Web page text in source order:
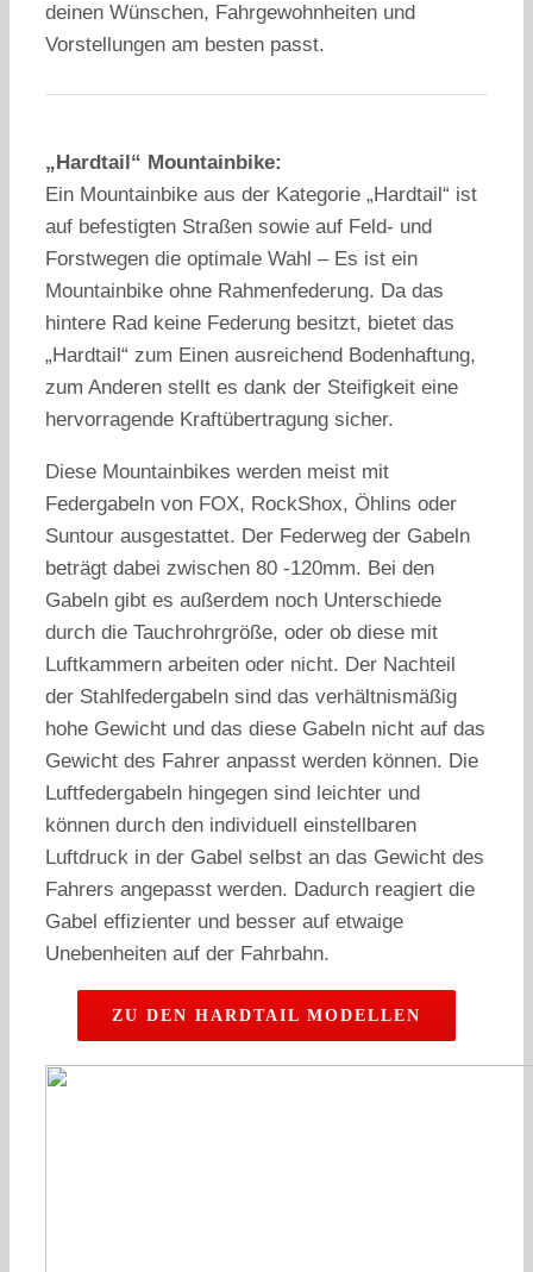
deinen Wünschen, Fahrgewohnheiten und
Vorstellungen am besten passt.
„Hardtail“ Mountainbike:
Ein Mountainbike aus der Kategorie „Hardtail“ ist
auf befestigten Straßen sowie auf Feld- und
Forstwegen die optimale Wahl – Es ist ein
Mountainbike ohne Rahmenfederung. Da das
hintere Rad keine Federung besitzt, bietet das
„Hardtail“ zum Einen ausreichend Bodenhaftung,
zum Anderen stellt es dank der Steifigkeit eine
hervorragende Kraftübertragung sicher.
Diese Mountainbikes werden meist mit
Federgabeln von FOX, RockShox, Öhlins oder
Suntour ausgestattet. Der Federweg der Gabeln
beträgt dabei zwischen 80 -120mm. Bei den
Gabeln gibt es außerdem noch Unterschiede
durch die Tauchrohrgröße, oder ob diese mit
Luftkammern arbeiten oder nicht. Der Nachteil
der Stahlfedergabeln sind das verhältnismäßig
hohe Gewicht und das diese Gabeln nicht auf das
Gewicht des Fahrer anpasst werden können. Die
Luftfedergabeln hingegen sind leichter und
können durch den individuell einstellbaren
Luftdruck in der Gabel selbst an das Gewicht des
Fahrers angepasst werden. Dadurch reagiert die
Gabel effizienter und besser auf etwaige
Unebenheiten auf der Fahrbahn.
ZU DEN HARDTAIL MODELLEN